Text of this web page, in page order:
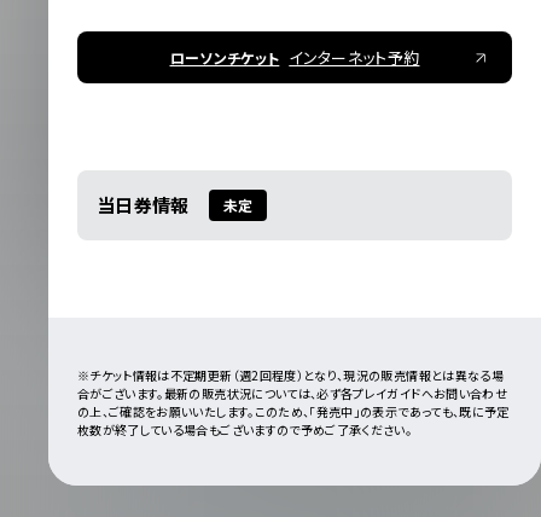
ローソンチケット インターネット予約
当日券情報 未定
※チケット情報は不定期更新（週2回程度）となり、現況の販売情報とは異なる場
合がございます。最新の販売状況については、必ず各プレイガイドへお問い合わせ
の上、ご確認をお願いいたします。このため、「発売中」の表示であっても、既に予定
枚数が終了している場合もございますので予めご了承ください。